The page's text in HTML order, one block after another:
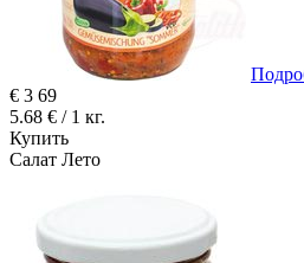
€ 3 69
5.68 € / 1 кг.
Купить
Салат Лето